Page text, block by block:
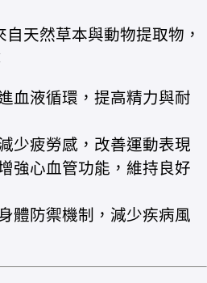
天然草本與動物提取物，
血液循環，提高精力與耐
減少疲勞感，改善運動表現
增強心血管功能，維持良好
體防禦機制，減少疾病風